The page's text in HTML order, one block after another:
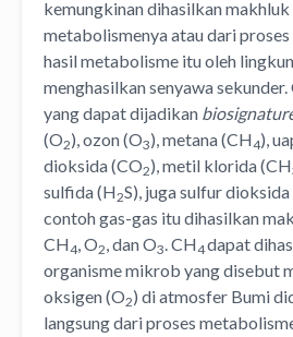
kemungkinan dihasilkan
metabolismenya atau dari
hasil metabolisme itu oleh
menghasilkan senyawa
yang dapat dijadikan
(O2), ozon (O3), metana (CH4),
dioksida (CO2), metil klorida (CH
sulfida (H2S), juga sulfur dioksida
contoh gas-gas itu dihasilkan
CH4, O2, dan O3. CH4dapat
organisme mikrob yang disebut
oksigen (O2) di atmosfer Bumi
langsung dari proses